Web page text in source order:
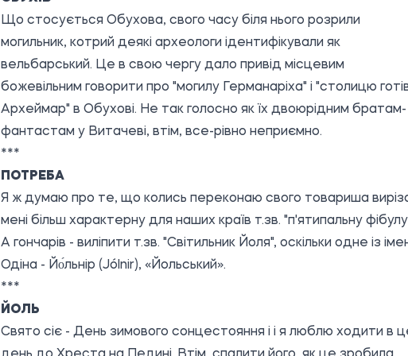
Що стосується Обухова, свого часу біля нього розрили
могильник, котрий деякі археологи ідентифікували як
вельбарський. Це в свою чергу дало привід місцевим
божевільним говорити про "могилу Германаріха" і "столицю
Археймар" в Обухові. Не так голосно як їх двоюрідним братам-
фантастам у Витачеві, втім, все-рівно неприємно.
***
ПОТРЕБА
Я ж думаю про те, що колись переконаю свого товариша
мені більш характерну для наших країв т.зв. "п'ятипальну
А гончарів - виліпити т.зв. "Світильник Йоля", оскільки одне із
Одіна - Йо́льнір (Jólnir), «Йольський».
***
ЙОЛЬ
Свято сіє - День зимового сонцестояння і і я люблю ходити в